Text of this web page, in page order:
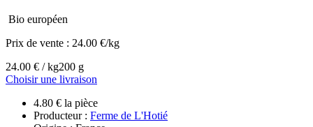
Bio européen
Prix de vente : 24.00 €/kg
24.00 € / kg200 g
Choisir une livraison
4.80 € la pièce
Producteur : Ferme de L'Hotié